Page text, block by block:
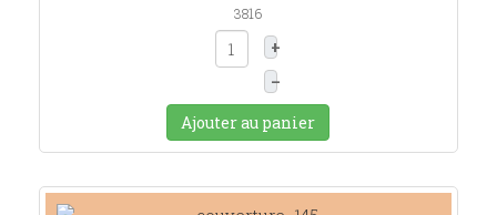
3816
+
–
Ajouter au panier